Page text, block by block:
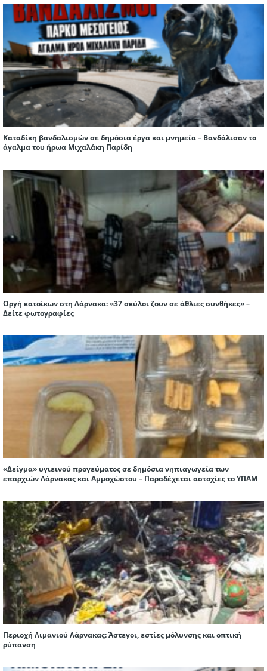
Καταδίκη βανδαλισμών σε δημόσια έργα και μνημεία – Βανδάλισαν το
άγαλμα του ήρωα Μιχαλάκη Παρίδη
Οργή κατοίκων στη Λάρνακα: «37 σκύλοι ζουν σε άθλιες συνθήκες» –
Δείτε φωτογραφίες
«Δείγμα» υγιεινού προγεύματος σε δημόσια νηπιαγωγεία των
επαρχιών Λάρνακας και Αμμοχώστου – Παραδέχεται αστοχίες το ΥΠΑΜ
Περιοχή Λιμανιού Λάρνακας: Άστεγοι, εστίες μόλυνσης και οπτική
ρύπανση